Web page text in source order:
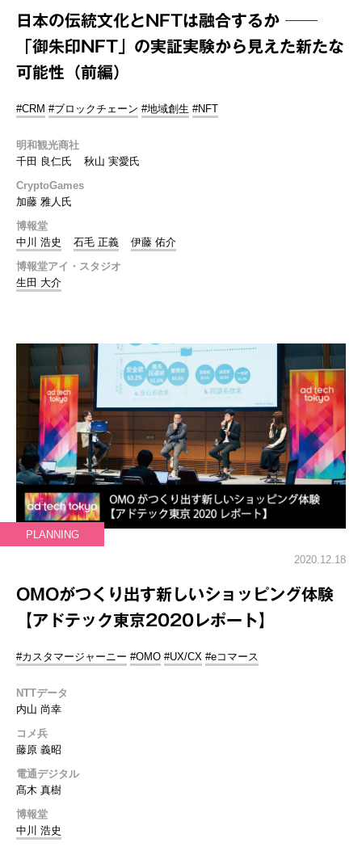
日本の伝統文化とNFTは融合するか ──
「御朱印NFT」の実証実験から見えた新たな
可能性（前編）
#CRM #ブロックチェーン #地域創生 #NFT
明和観光商社
千田 良仁氏
秋山 実愛氏
CryptoGames
加藤 雅人氏
博報堂
中川 浩史
石毛 正義
伊藤 佑介
博報堂アイ・スタジオ
生田 大介
PLANNING
2020.12.18
OMOがつくり出す新しいショッピング体験
【アドテック東京2020レポート】
#カスタマージャーニー #OMO #UX/CX #eコマース
NTTデータ
内山 尚幸
コメ兵
藤原 義昭
電通デジタル
髙木 真樹
博報堂
中川 浩史